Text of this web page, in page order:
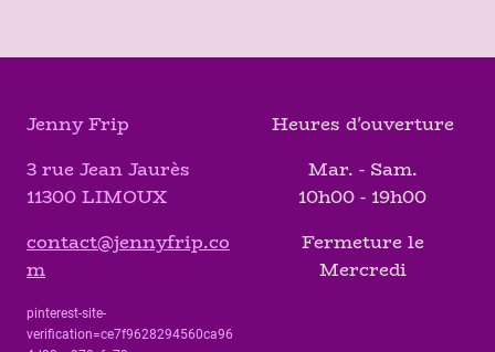
Jenny Frip
3 rue Jean Jaurès
11300 LIMOUX
contact@jennyfrip.co
m
pinterest-site-
verification=ce7f9628294560ca96
Heures d'ouverture
Mar. - Sam.
10h00 - 19h00
Fermeture le
Mercredi